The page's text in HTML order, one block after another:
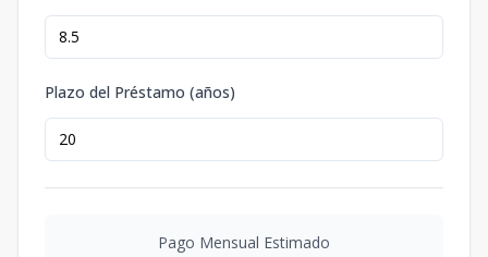
Plazo del Préstamo (años)
Pago Mensual Estimado